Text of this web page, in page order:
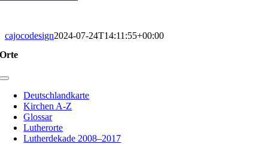
cajocodesign2024-07-24T14:11:55+00:00
Orte
Toggle
NavigationDeutschlandkarte
Kirchen A-Z
Glossar
Lutherorte
Lutherdekade 2008–2017